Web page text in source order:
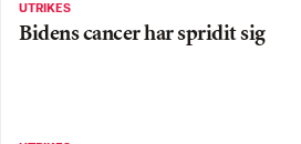
UTRIKES
Bidens cancer har spridit sig